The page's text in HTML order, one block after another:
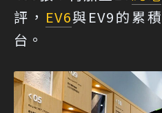
評， EV6與EV9的累
台。